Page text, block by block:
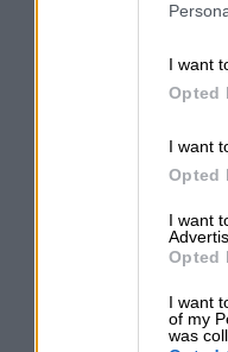
I want
Opted
I want
Opted
I want
Opted
I want
of my
was